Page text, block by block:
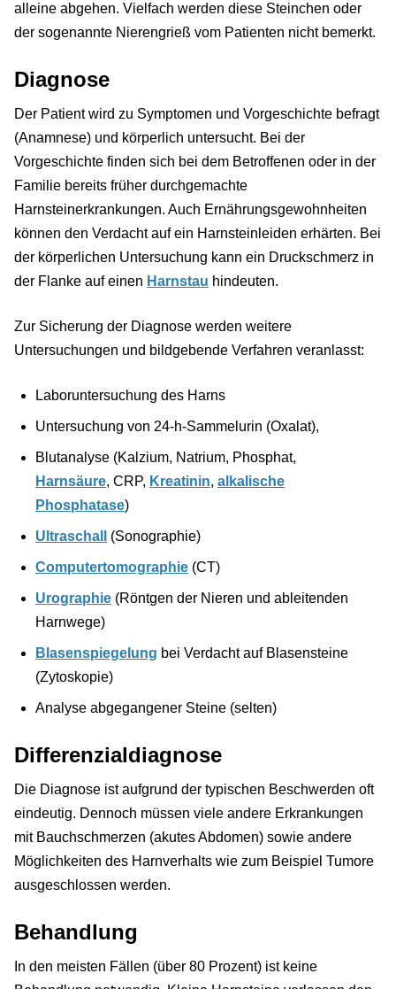
alleine abgehen. Vielfach werden diese Steinchen oder
der sogenannte Nierengrieß vom Patienten nicht bemerkt.
Diagnose
Der Patient wird zu Symptomen und Vorgeschichte befragt
(Anamnese) und körperlich untersucht. Bei der
Vorgeschichte finden sich bei dem Betroffenen oder in der
Familie bereits früher durchgemachte
Harnsteinerkrankungen. Auch Ernährungsgewohnheiten
können den Verdacht auf ein Harnsteinleiden erhärten. Bei
der körperlichen Untersuchung kann ein Druckschmerz in
der Flanke auf einen Harnstau hindeuten.
Zur Sicherung der Diagnose werden weitere
Untersuchungen und bildgebende Verfahren veranlasst:
Laboruntersuchung des Harns
Untersuchung von 24-h-Sammelurin (Oxalat),
Blutanalyse (Kalzium, Natrium, Phosphat,
Harnsäure, CRP, Kreatinin, alkalische
Phosphatase)
Ultraschall (Sonographie)
Computertomographie (CT)
Urographie (Röntgen der Nieren und ableitenden
Harnwege)
Blasenspiegelung bei Verdacht auf Blasensteine
(Zytoskopie)
Analyse abgegangener Steine (selten)
Differenzialdiagnose
Die Diagnose ist aufgrund der typischen Beschwerden oft
eindeutig. Dennoch müssen viele andere Erkrankungen
mit Bauchschmerzen (akutes Abdomen) sowie andere
Möglichkeiten des Harnverhalts wie zum Beispiel Tumore
ausgeschlossen werden.
Behandlung
In den meisten Fällen (über 80 Prozent) ist keine